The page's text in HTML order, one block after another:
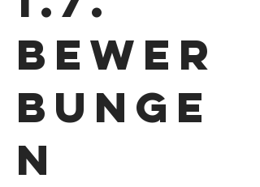
Bewer
bunge
n